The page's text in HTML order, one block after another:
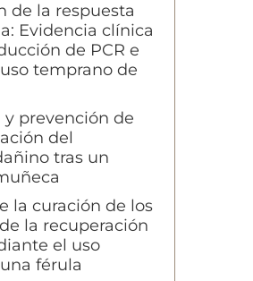
de la respuesta
Evidencia clínica
de PCR e
temprano de
y prevención de
del
tras un
la curación de los
la recuperación
el uso
férula